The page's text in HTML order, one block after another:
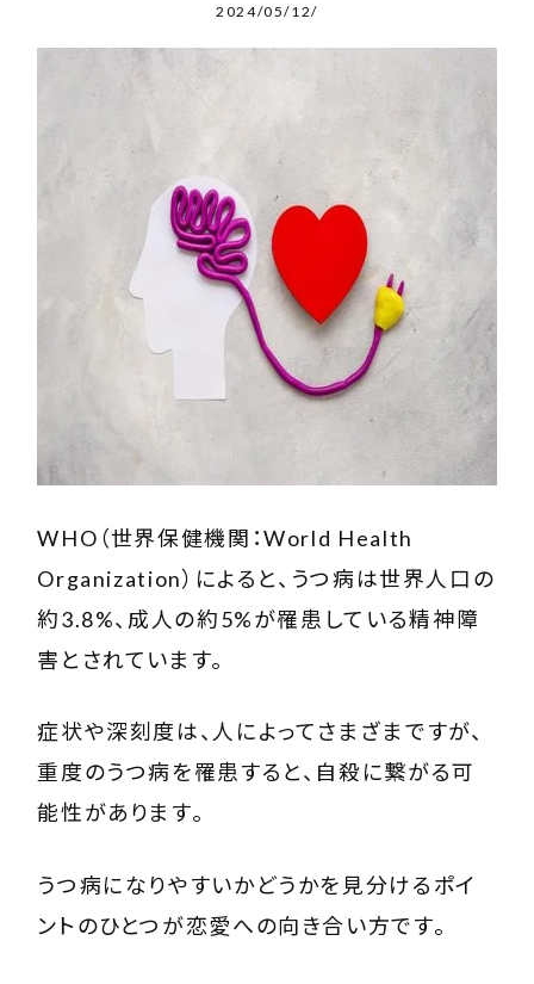
2024/05/12/
WHO（世界保健機関：World Health
Organization） によると、うつ病は世界人口の
約3.8%、成人の約5%が罹患している精神障
害とされています。
症状や深刻度は、人によってさまざまですが、
重度のうつ病を罹患すると、自殺に繋がる可
能性があります。
うつ病になりやすいかどうかを見分けるポイ
ントのひとつが恋愛への向き合い方です。